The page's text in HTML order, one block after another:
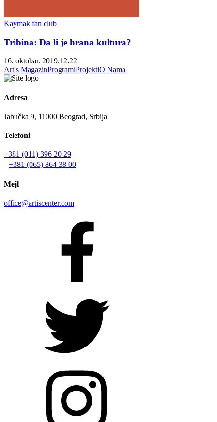
Kaymak fan club
Tribina: Da li je hrana kultura?
16. oktobar. 2019.12:22
Artis MagazinProgramiProjektiO Nama
Adresa
Jabučka 9, 11000 Beograd, Srbija
Telefoni
+381 (011) 396 20 29
+381 (065) 864 38 00
Mejl
office@artiscenter.com